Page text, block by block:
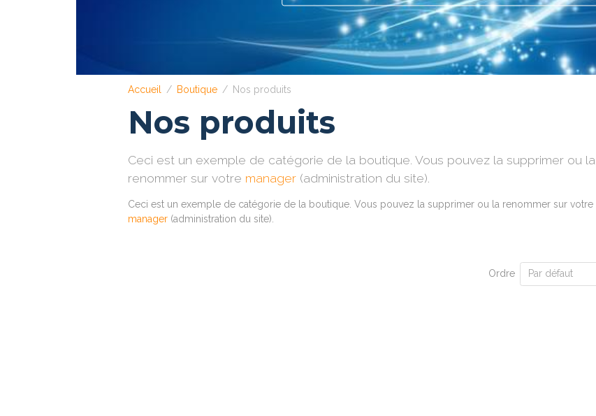
Accueil Boutique Nos produits
Nos produits
Ceci est un exemple de catégorie de la boutique. Vous pouvez la supprimer ou la
renommer sur votre manager (administration du site).
Ceci est un exemple de catégorie de la boutique. Vous pouvez la supprimer ou la renommer sur votre
manager (administration du site).
Ordre